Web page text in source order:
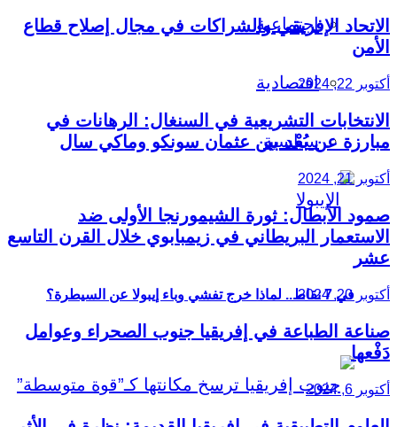
اجتماعية
اقتصادية
سياسية
في 7 نقاط.. لماذا خرج تفشي وباء إيبولا عن السيطرة؟
الاتحاد الإفريقي والشراكات في مجال إصلاح قطاع
الأمن
أكتوبر 22, 2024
الانتخابات التشريعية في السنغال: الرهانات في
مبارزة عن بُعْد بين عثمان سونكو وماكي سال
أكتوبر 21, 2024
صمود الأبطال: ثورة الشيمورنجا الأولى ضد
الاستعمار البريطاني في زيمبابوي خلال القرن التاسع
عشر
أكتوبر 20, 2024
صناعة الطباعة في إفريقيا جنوب الصحراء وعوامل
دَفْعها
أكتوبر 6, 2024